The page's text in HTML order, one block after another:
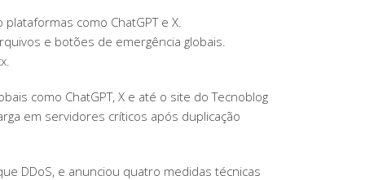
como ChatGPT e X.
e botões de emergência globais.
como ChatGPT, X e até o site do Tecnoblog
em servidores críticos após duplicação
DDoS, e anunciou quatro medidas técnicas